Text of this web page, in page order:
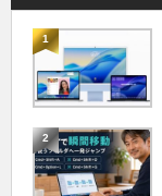
1
2